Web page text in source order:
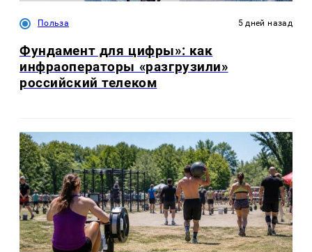
Польза 5 дней назад
Фундамент для цифры»: как
инфраоператоры «разгрузили»
российский телеком